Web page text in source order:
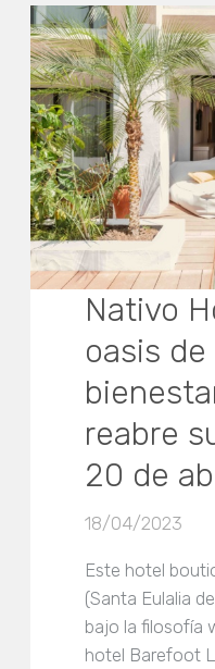
Nativo
oasis
reabre
20 de
18/04/2023
Este hotel
(Santa Eulalia
bajo la filosofía
hotel Barefoot